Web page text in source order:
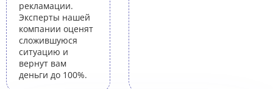
рекламации.
Эксперты нашей
компании оценят
сложившуюся
ситуацию и
вернут вам
деньги до 100%.